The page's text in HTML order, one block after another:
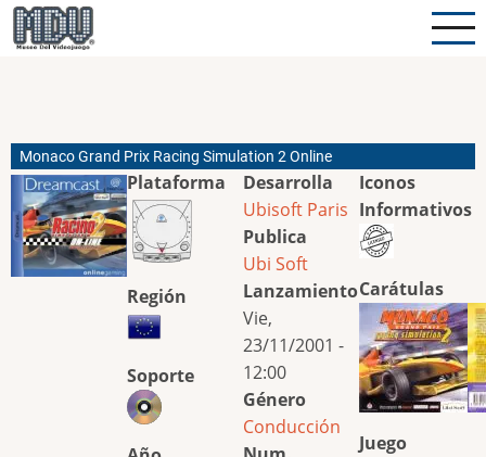
Pasar
al
Monaco Grand Prix Racing Simulation 2 Online
Plataforma
Región
Soporte
Desarrolla
Ubisoft Paris
Publica
Ubi Soft
Lanzamiento
Vie,
23/11/2001 -
12:00
Género
Conducción
Iconos
Informativos
Carátulas
Juego